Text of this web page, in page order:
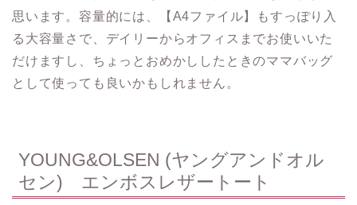
思います。容量的には、【A4ファイル】もすっぽり入
る大容量さで、デイリーからオフィスまでお使いいた
だけますし、ちょっとおめかししたときのママバッグ
として使っても良いかもしれません。
YOUNG&OLSEN (ヤングアンドオル
セン) エンボスレザートート